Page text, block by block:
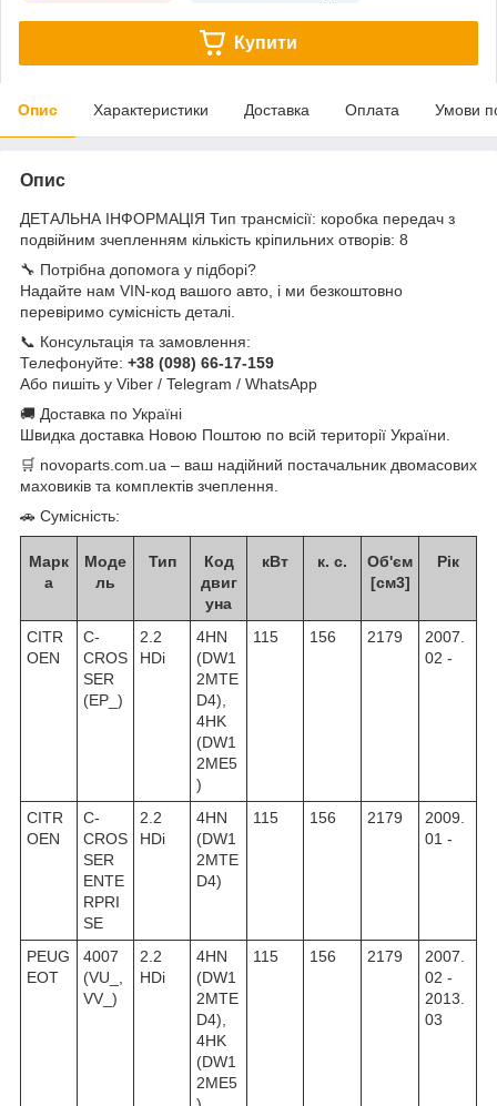
Купити
Опис Характеристики Доставка Оплата Умови
Опис
ДЕТАЛЬНА ІНФОРМАЦІЯ Тип трансмісії: коробка передач з
подвійним зчепленням кількість кріпильних отворів: 8
🔧 Потрібна допомога у підборі?
Надайте нам VIN-код вашого авто, і ми безкоштовно
перевіримо сумісність деталі.
📞 Консультація та замовлення:
Телефонуйте: +38 (098) 66-17-159
Або пишіть у Viber / Telegram / WhatsApp
🚚 Доставка по Україні
Швидка доставка Новою Поштою по всій території України.
🛒 novoparts.com.ua – ваш надійний постачальник двомасових
маховиків та комплектів зчеплення.
🚗 Сумісність:
Марк
а
Моде
ль
Тип
Код
двиг
уна
кВт к. с.
Об'єм
[см3]
Рік
CITR
OEN
C-
CROS
SER
(EP_)
2.2
HDi
4HN
(DW1
2MTE
D4),
4HK
(DW1
2ME5
)
115 156 2179
2007.
02 -
CITR
OEN
C-
CROS
SER
ENTE
RPRI
SE
2.2
HDi
4HN
(DW1
2MTE
D4)
115 156 2179
2009.
01 -
PEUG
EOT
4007
(VU_,
VV_)
2.2
HDi
4HN
(DW1
2MTE
D4),
4HK
(DW1
2ME5
115 156 2179
2007.
02 -
2013.
03